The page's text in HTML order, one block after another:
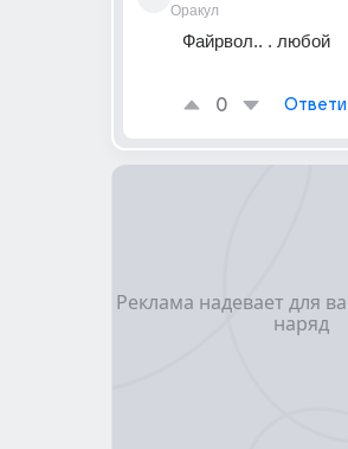
Оракул
Файрвол.. . любой
0